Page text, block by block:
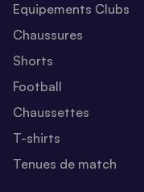
Equipements Clubs
Chaussures
Shorts
Football
Chaussettes
T-shirts
Tenues de match